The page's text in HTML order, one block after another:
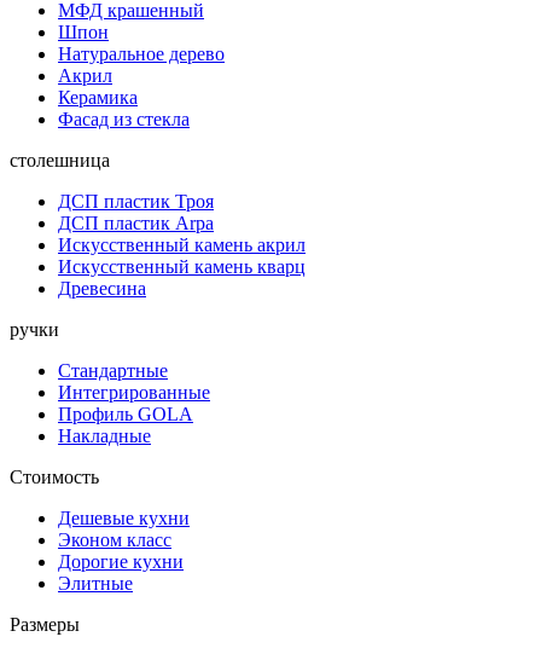
МФД крашенный
Шпон
Натуральное дерево
Акрил
Керамика
Фасад из стекла
столешница
ДСП пластик Троя
ДСП пластик Arpa
Искусственный камень акрил
Искусственный камень кварц
Древесина
ручки
Стандартные
Интегрированные
Профиль GOLA
Накладные
Стоимость
Дешевые кухни
Эконом класс
Дорогие кухни
Элитные
Размеры